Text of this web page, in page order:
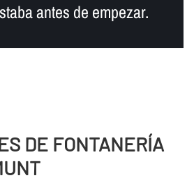
antes de empezar.
DE FONTANERÍ­A